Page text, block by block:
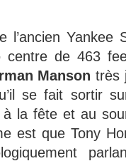
l’ancien Yankee
centre de 463
Manson très
se fait sortir
à la fête et au
est que Tony